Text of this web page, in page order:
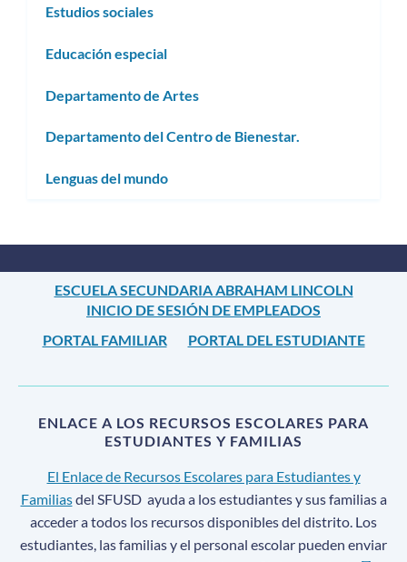
Estudios sociales
Educación especial
Departamento de Artes
Departamento del Centro de Bienestar.
Lenguas del mundo
ESCUELA SECUNDARIA ABRAHAM LINCOLN
INICIO DE SESIÓN DE EMPLEADOS
PORTAL FAMILIAR
PORTAL DEL ESTUDIANTE
ENLACE A LOS RECURSOS ESCOLARES PARA
ESTUDIANTES Y FAMILIAS
El Enlace de Recursos Escolares para Estudiantes y
Familiasdel SFUSD ayuda a los estudiantes y sus familias a
acceder a todos los recursos disponibles del distrito. Los
estudiantes, las familias y el personal escolar pueden enviar